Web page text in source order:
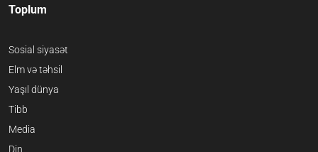
Toplum
Sosial siyasət
Elm və təhsil
Yaşıl dünya
Tibb
Media
Din